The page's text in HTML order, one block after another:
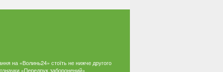
мобілізації у серпні
Волині два дні вируватиме
на «Волинь24» стоїть не нижче другого
«Передрук заборонений».